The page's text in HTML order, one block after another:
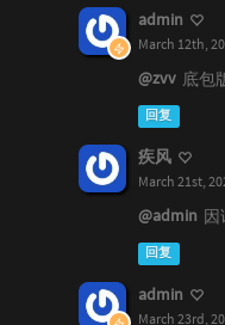
admin
March 12th,
@zvv 底包
回复
疾风
March 21st,
@admin 因
回复
admin
March 23rd,